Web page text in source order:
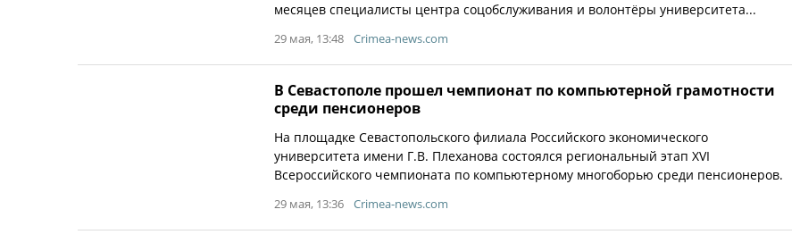
месяцев специалисты центра соцобслуживания и волонтёры университета...
29 мая, 13:48 Crimea-news.com
В Севастополе прошел чемпионат по компьютерной грамотности
среди пенсионеров
На площадке Севастопольского филиала Российского экономического
университета имени Г.В. Плеханова состоялся региональный этап XVI
Всероссийского чемпионата по компьютерному многоборью среди пенсионеров.
29 мая, 13:36 Crimea-news.com